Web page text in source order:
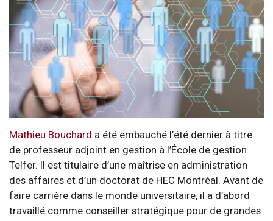
Mathieu Bouchard a été embauché l’été dernier à titre
de professeur adjoint en gestion à l’École de gestion
Telfer. Il est titulaire d’une maîtrise en administration
des affaires et d’un doctorat de HEC Montréal. Avant de
faire carrière dans le monde universitaire, il a d’abord
travaillé comme conseiller stratégique pour de grandes